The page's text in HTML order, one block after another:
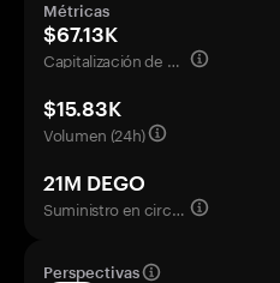
Métricas
$67.13K
Capitalización de mercado
$15.83K
Volumen (24h)
21M DEGO
Suministro en circulación
Perspectivas